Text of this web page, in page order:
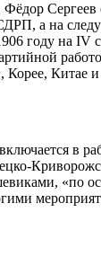
а на
году на
Китае
в